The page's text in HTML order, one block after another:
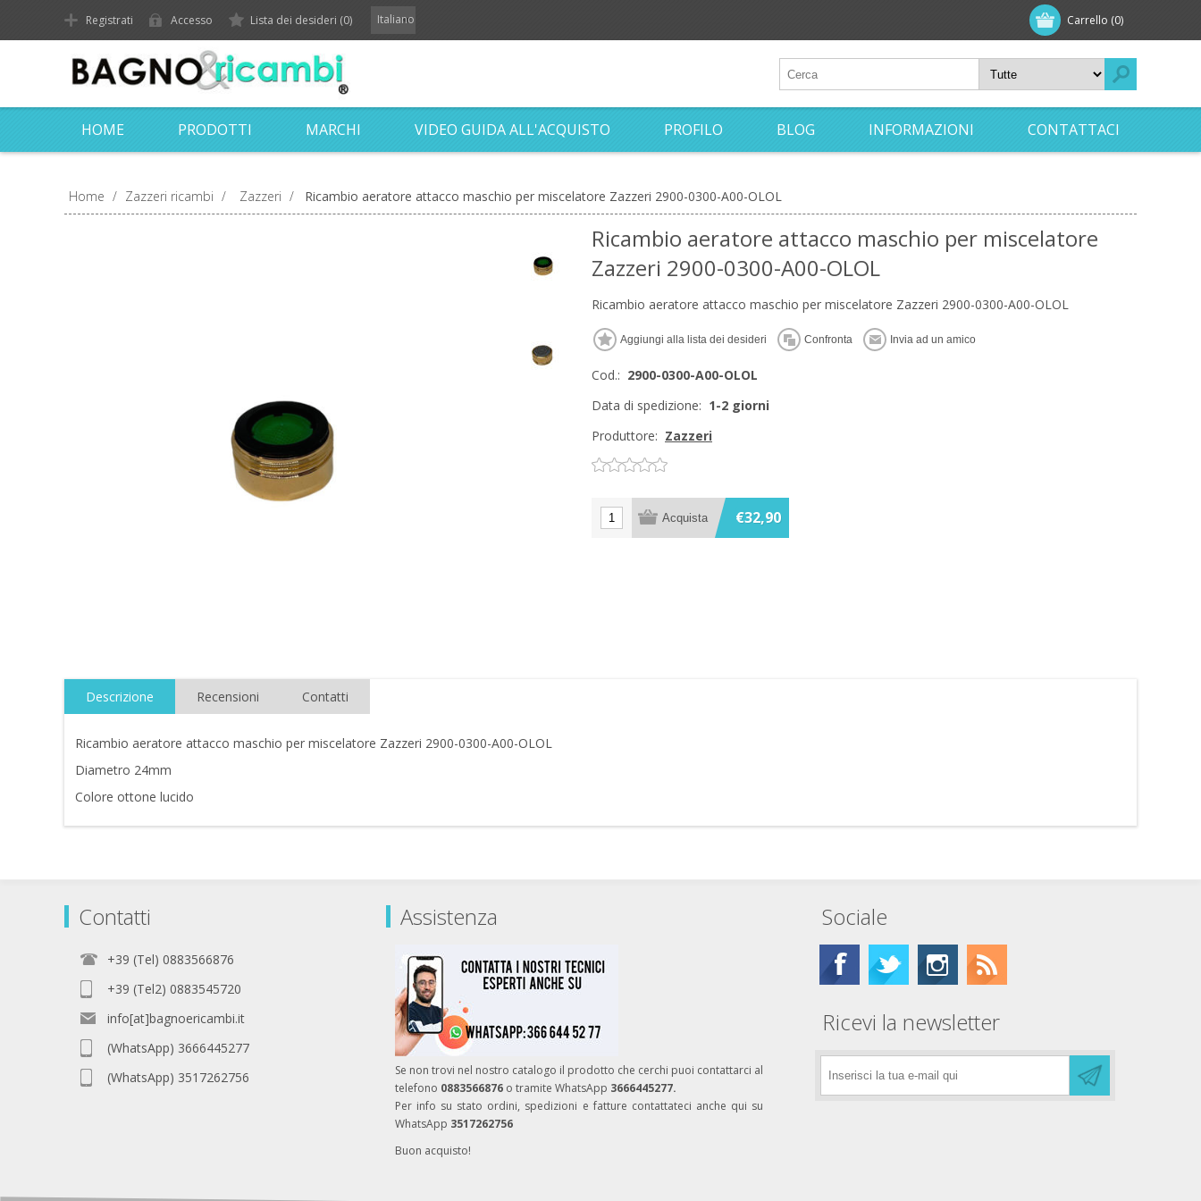
Carrello (0)
Registrati Accesso Lista dei desideri (0) Italiano
HOME PRODOTTI MARCHI VIDEO GUIDA ALL'ACQUISTO PROFILO BLOG INFORMAZIONI CONTATTACI
Home / Zazzeri ricambi / Zazzeri / Ricambio aeratore attacco maschio per miscelatore Zazzeri 2900-0300-A00-OLOL
Ricambio aeratore attacco maschio per miscelatore
Zazzeri 2900-0300-A00-OLOL
Ricambio aeratore attacco maschio per miscelatore Zazzeri 2900-0300-A00-OLOL
Cod.: 2900-0300-A00-OLOL
Data di spedizione: 1-2 giorni
Produttore: Zazzeri
€32,90
Descrizione Recensioni Contatti
Ricambio aeratore attacco maschio per miscelatore Zazzeri 2900-0300-A00-OLOL
Diametro 24mm
Colore ottone lucido
Contatti
+39 (Tel) 0883566876
+39 (Tel2) 0883545720
info[at]bagnoericambi.it
(WhatsApp) 3666445277
(WhatsApp) 3517262756
Assistenza
Se non trovi nel nostro catalogo il prodotto che cerchi puoi contattarci al
telefono 0883566876 o tramite WhatsApp 3666445277.
Per info su stato ordini, spedizioni e fatture contattateci anche qui su
WhatsApp 3517262756
Buon acquisto!
Sociale
Ricevi la newsletter